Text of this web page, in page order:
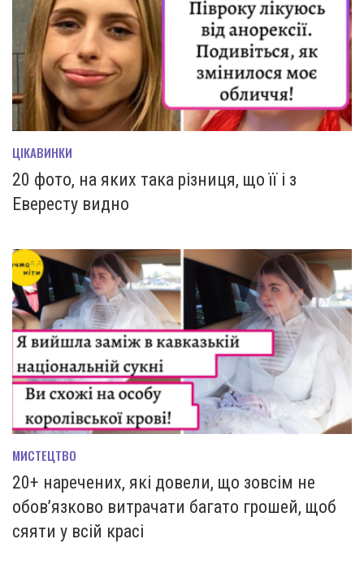
ЦІКАВИНКИ
20 фото, на яких така різниця, що її і з
Евересту видно
МИСТЕЦТВО
20+ наречених, які довели, що зовсім не
обов’язково витрачати багато грошей, щоб
сяяти у всій красі